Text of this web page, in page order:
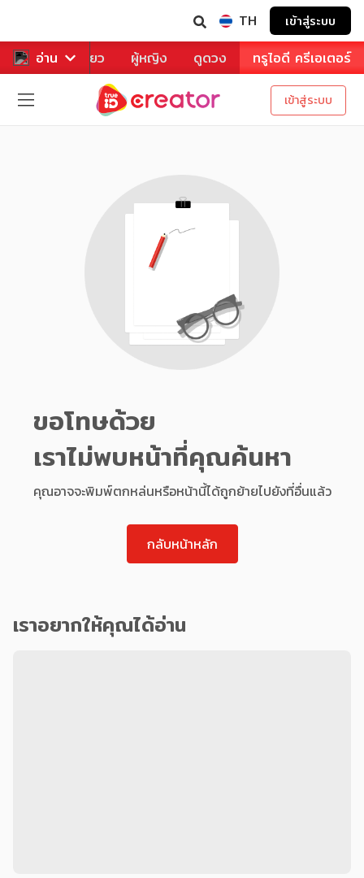
TH เข้าสู่ระบบ
อ่าน
หาร ท่องเที่ยว ผู้หญิง ดูดวง ทรูไอดี ครีเอเตอร์
เข้าสู่ระบบ
ขอโทษด้วย
เราไม่พบหน้าที่คุณค้นหา
คุณอาจจะพิมพ์ตกหล่นหรือหน้านี้ได้ถูกย้ายไปยังที่อื่นแล้ว
กลับหน้าหลัก
เราอยากให้คุณได้อ่าน